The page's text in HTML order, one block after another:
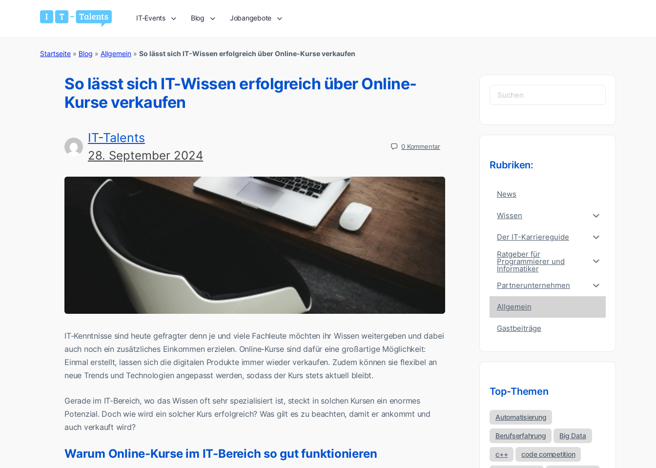
IT-Events Blog Jobangebote
Startseite » Blog » Allgemein » So lässt sich IT-Wissen erfolgreich über Online-Kurse verkaufen
So lässt sich IT-Wissen erfolgreich über Online-
Kurse verkaufen
IT-Talents
28. September 2024
0 Kommentar
IT-Kenntnisse sind heute gefragter denn je und viele Fachleute möchten ihr Wissen weitergeben und dabei
auch noch ein zusätzliches Einkommen erzielen. Online-Kurse sind dafür eine großartige Möglichkeit:
Einmal erstellt, lassen sich die digitalen Produkte immer wieder verkaufen. Zudem können sie flexibel an
neue Trends und Technologien angepasst werden, sodass der Kurs stets aktuell bleibt.
Gerade im IT-Bereich, wo das Wissen oft sehr spezialisiert ist, steckt in solchen Kursen ein enormes
Potenzial. Doch wie wird ein solcher Kurs erfolgreich? Was gilt es zu beachten, damit er ankommt und
auch verkauft wird?
Warum Online-Kurse im IT-Bereich so gut funktionieren
Suchen
nach:
Rubriken:
News
Wissen
Der IT-Karriereguide
Ratgeber für
Programmierer und
Informatiker
Partnerunternehmen
Allgemein
Gastbeiträge
Top-Themen
Automatisierung
Berufserfahrung Big Data
c++ code competition